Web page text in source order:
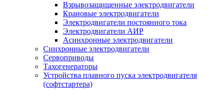
Взрывозащищенные электродвигатели
Крановые электродвигатели
Электродвигатели постоянного тока
Электродвигатели АИР
Асинхронные электродвигатели
Синхронные электродвигатели
Сервоприводы
Тахогенераторы
Устройства плавного пуска электродвигателя
(софтстартера)